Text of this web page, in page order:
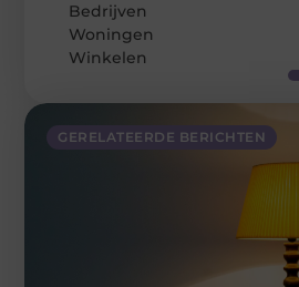
GERELATEERDE BERICHTEN
Bedrijven
Woningen
Winkelen